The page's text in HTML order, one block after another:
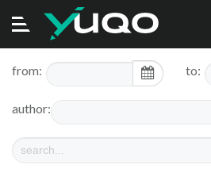
Navigation
ein/ausschalten
from: to:
author: